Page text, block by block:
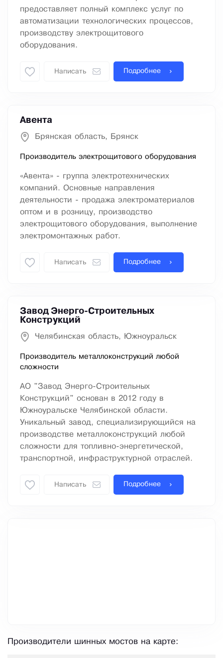
предоставляет полный комплекс услуг по
автоматизации технологических процессов,
производству электрощитового
оборудования.
Написать Подробнее
Авента
Брянская область, Брянск
Производитель электрощитового оборудования
«Авента» - группа электротехнических
компаний. Основные направления
деятельности - продажа электроматериалов
оптом и в розницу, производство
электрощитового оборудования, выполнение
электромонтажных работ.
Написать Подробнее
Завод Энерго-Строительных
Конструкций
Челябинская область, Южноуральск
Производитель металлоконструкций любой
сложности
АО "Завод Энерго-Строительных
Конструкций" основан в 2012 году в
Южноуральске Челябинской области.
Уникальный завод, специализирующийся на
производстве металлоконструкций любой
сложности для топливно-энергетической,
транспортной, инфраструктурной отраслей.
Написать Подробнее
Производители шинных мостов на карте: